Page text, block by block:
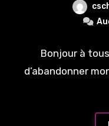
Bonjour à
d’abandonner